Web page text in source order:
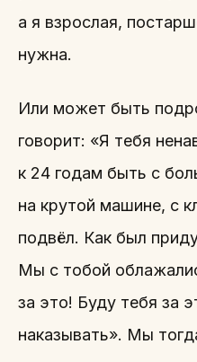
а я взрослая,
нужна.
Или может быть
говорит: «Я тебя
к 24 годам быть с
на крутой машине, с
подвёл. Как был
Мы с тобой
за это! Буду тебя за
наказывать». Мы